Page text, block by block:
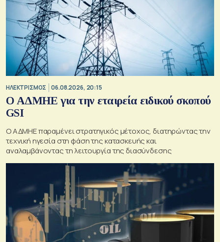
ΗΛΕΚΤΡΙΣΜΟΣ 06.08.2026, 20:15
O ΑΔΜΗΕ για την εταιρεία ειδικού σκοπού
GSI
O ΑΔΜΗΕ παραμένει στρατηγικός μέτοχος, διατηρώντας την
τεχνική ηγεσία στη φάση της κατασκευής και
αναλαμβάνοντας τη λειτουργία της διασύνδεσης